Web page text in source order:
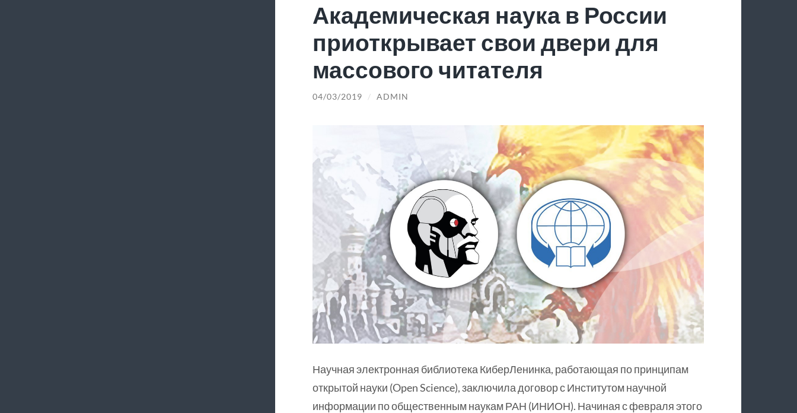
Академическая наука в России
приоткрывает свои двери для
массового читателя
04/03/2019 / ADMIN
Научная электронная библиотека КиберЛенинка, работающая по принципам
открытой науки (Open Science), заключила договор с Институтом научной
информации по общественным наукам РАН (ИНИОН). Начиная с февраля этого